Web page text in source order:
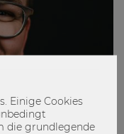
Einige Cookies
die grundlegende